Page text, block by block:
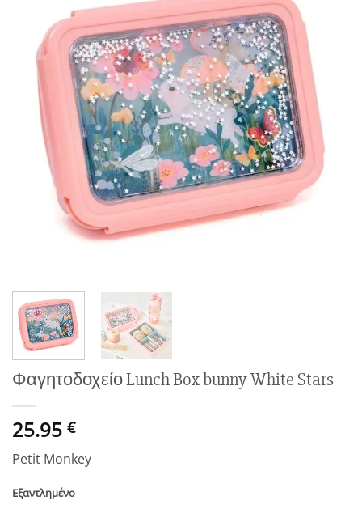
Φαγητοδοχείο Lunch Box bunny White Stars
25.95 €
Petit Monkey
Εξαντλημένο